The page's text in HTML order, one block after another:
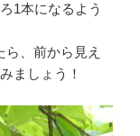
1本になるよう
、前から見え
ましょう！